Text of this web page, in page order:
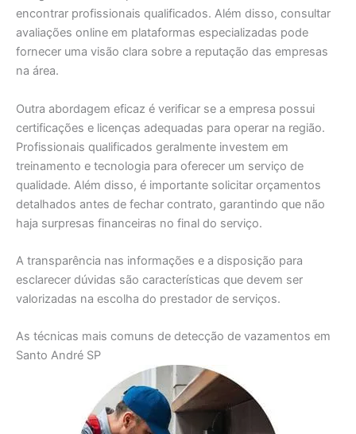
encontrar profissionais qualificados. Além disso, consultar
avaliações online em plataformas especializadas pode
fornecer uma visão clara sobre a reputação das empresas
na área.
Outra abordagem eficaz é verificar se a empresa possui
certificações e licenças adequadas para operar na região.
Profissionais qualificados geralmente investem em
treinamento e tecnologia para oferecer um serviço de
qualidade. Além disso, é importante solicitar orçamentos
detalhados antes de fechar contrato, garantindo que não
haja surpresas financeiras no final do serviço.
A transparência nas informações e a disposição para
esclarecer dúvidas são características que devem ser
valorizadas na escolha do prestador de serviços.
As técnicas mais comuns de detecção de vazamentos em
Santo André SP